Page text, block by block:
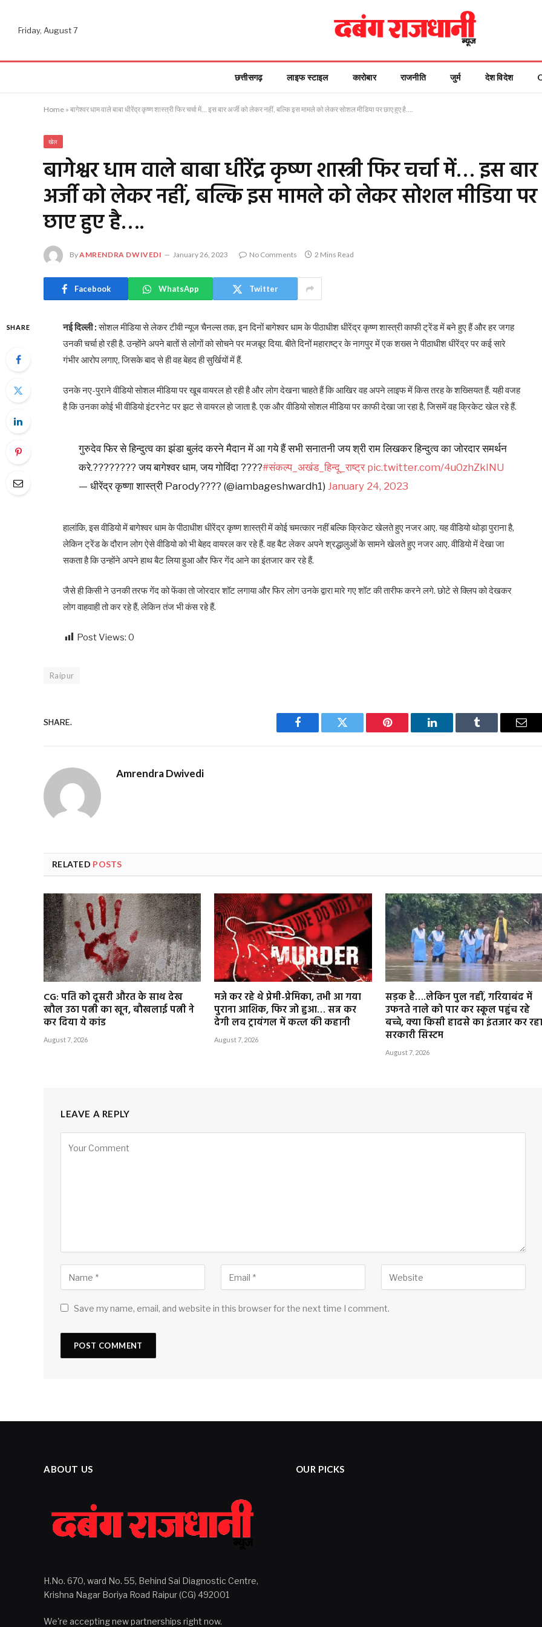
Friday, August 7
छत्तीसगढ़ लाइफ स्टाइल कारोबार राजनीति जुर्म देश विदेश
Home » बागेश्वर धाम वाले बाबा धीरेंद्र कृष्ण शास्त्री फिर चर्चा में… इस बार अर्जी को लेकर नहीं, बल्कि इस मामले को लेकर सोशल मीडिया पर छाए हुए है….
खेल
बागेश्वर धाम वाले बाबा धीरेंद्र कृष्ण शास्त्री फिर चर्चा में… इस बार
अर्जी को लेकर नहीं, बल्कि इस मामले को लेकर सोशल मीडिया पर
छाए हुए है….
ByAMRENDRA DWIVEDI January 26, 2023 No Comments 2 Mins Read
Facebook WhatsApp Twitter
SHARE नई दिल्ली :सोशल मीडिया से लेकर टीवी न्यूज चैनल्स तक, इन दिनों बागेश्वर धाम के पीठाधीश धीरेंद्र कृष्ण शास्त्री काफी ट्रेंड में बने हुए हैं और हर जगह
उनकी चर्चा हो रही है. उन्होंने अपने बातों से लोगों को सोचने पर मजबूर दिया. बीते दिनों महाराष्ट्र के नागपुर में एक शख्स ने पीठाधीश धीरेंद्र पर कई सारे
गंभीर आरोप लगाए, जिसके बाद से ही वह बेहद ही सुर्खियों में हैं.
उनके नए-पुराने वीडियो सोशल मीडिया पर खूब वायरल हो रही है और लोग देखना चाहते हैं कि आखिर वह अपने लाइफ में किस तरह के शख्सियत हैं. यही वजह
है कि उनका कोई भी वीडियो इंटरनेट पर झट से वायरल हो जाता है. एक और वीडियो सोशल मीडिया पर काफी देखा जा रहा है, जिसमें वह क्रिकेट खेल रहे हैं.
गुरुदेव फिर से हिन्दुत्व का झंडा बुलंद करने मैदान में आ गये हैं सभी सनातनी जय श्री राम लिखकर हिन्दुत्व का जोरदार समर्थन
करे.???????? जय बागेश्वर धाम, जय गोविंदा ????#संकल्प_अखंड_हिन्दू_राष्ट्र pic.twitter.com/4u0zhZkINU
— धीरेंद्र कृष्णा शास्त्री Parody???? (@iambageshwardh1) January 24, 2023
हालांकि, इस वीडियो में बागेश्वर धाम के पीठाधीश धीरेंद्र कृष्ण शास्त्री में कोई चमत्कार नहीं बल्कि क्रिकेट खेलते हुए नजर आए. यह वीडियो थोड़ा पुराना है,
लेकिन ट्रेंड के दौरान लोग ऐसे वीडियो को भी बेहद वायरल कर रहे हैं. वह बैट लेकर अपने श्रद्धालुओं के सामने खेलते हुए नजर आए. वीडियो में देखा जा
सकता है कि उन्होंने अपने हाथ बैट लिया हुआ और फिर गेंद आने का इंतजार कर रहे हैं.
जैसे ही किसी ने उनकी तरफ गेंद को फेंका तो जोरदार शॉट लगाया और फिर लोग उनके द्वारा मारे गए शॉट की तारीफ करने लगे. छोटे से क्लिप को देखकर
लोग वाहवाही तो कर रहे हैं, लेकिन तंज भी कंस रहे हैं.
Post Views: 0
Raipur
SHARE.
Facebook Twitter Pinterest LinkedIn Tumblr
Amrendra Dwivedi
RELATED POSTS
CG: पति को दूसरी औरत के साथ देख
खौल उठा पत्नी का खून, बौखलाई पत्नी ने
कर दिया ये कांड
August 7, 2026
मजे कर रहे थे प्रेमी-प्रेमिका, तभी आ गया
पुराना आशिक, फिर जो हुआ… सन्न कर
देगी लव ट्रायंगल में कत्ल की कहानी
August 7, 2026
सड़क है….लेकिन पुल नहीं, गरियाबंद में
उफनते नाले को पार कर स्कूल पहुंच रहे
बच्चे, क्या किसी हादसे का इंतजार कर रहा
सरकारी सिस्टम
August 7, 2026
LEAVE A REPLY
Save my name, email, and website in this browser for the next time I comment.
ABOUT US
H.No. 670, ward No. 55, Behind Sai Diagnostic Centre,
Krishna Nagar Boriya Road Raipur (CG) 492001
We're accepting new partnerships right now.
OUR PICKS